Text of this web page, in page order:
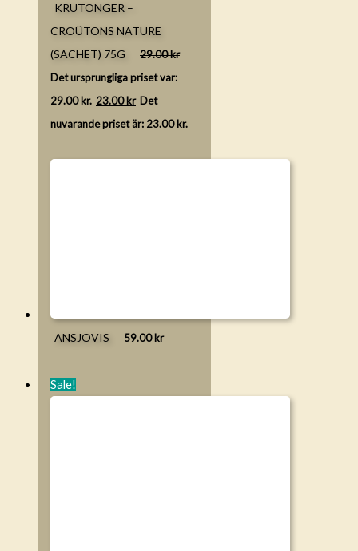
KRUTONGER –
CROÛTONS NATURE
(SACHET) 75G
29.00kr
Det ursprungliga priset var:
29.00 kr. 23.00kr Det
nuvarande priset är: 23.00 kr.
ANSJOVIS 59.00kr
Sale!